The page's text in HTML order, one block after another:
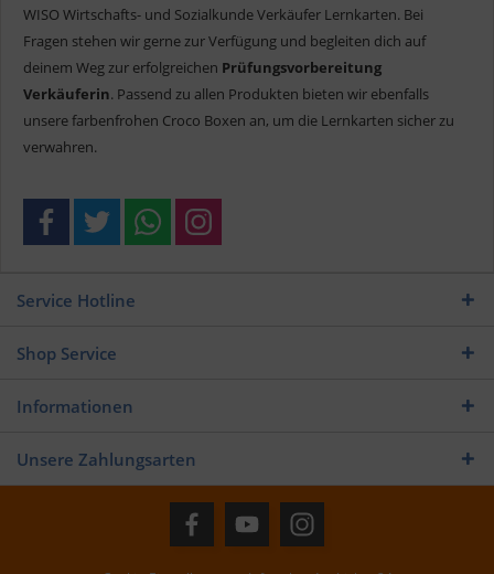
WISO Wirtschafts- und Sozialkunde Verkäufer Lernkarten. Bei
Fragen stehen wir gerne zur Verfügung und begleiten dich auf
deinem Weg zur erfolgreichen Prüfungsvorbereitung
Verkäuferin. Passend zu allen Produkten bieten wir ebenfalls
unsere farbenfrohen Croco Boxen an, um die Lernkarten sicher zu
verwahren.
Service Hotline
Shop Service
Informationen
Unsere Zahlungsarten